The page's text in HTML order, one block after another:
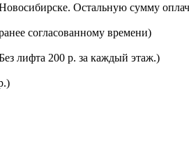
Остальную сумму
согласованному времени)
лифта 200 р. за каждый этаж.)